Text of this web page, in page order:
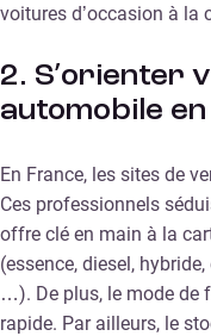
voitures d’occasion à la
2. S’orienter
automobile
En France, les sites de
Ces professionnels
offre clé en main à la
(essence, diesel,
…). De plus, le mode de
rapide. Par ailleurs, le